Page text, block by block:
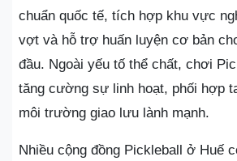
chuẩn quốc tế, tích hợp khu vực
vợt và hỗ trợ huấn luyện cơ bản
đầu. Ngoài yếu tố thể chất, chơi
tăng cường sự linh hoạt, phối hợp
môi trường giao lưu lành mạnh.
Nhiều cộng đồng Pickleball ở Huế